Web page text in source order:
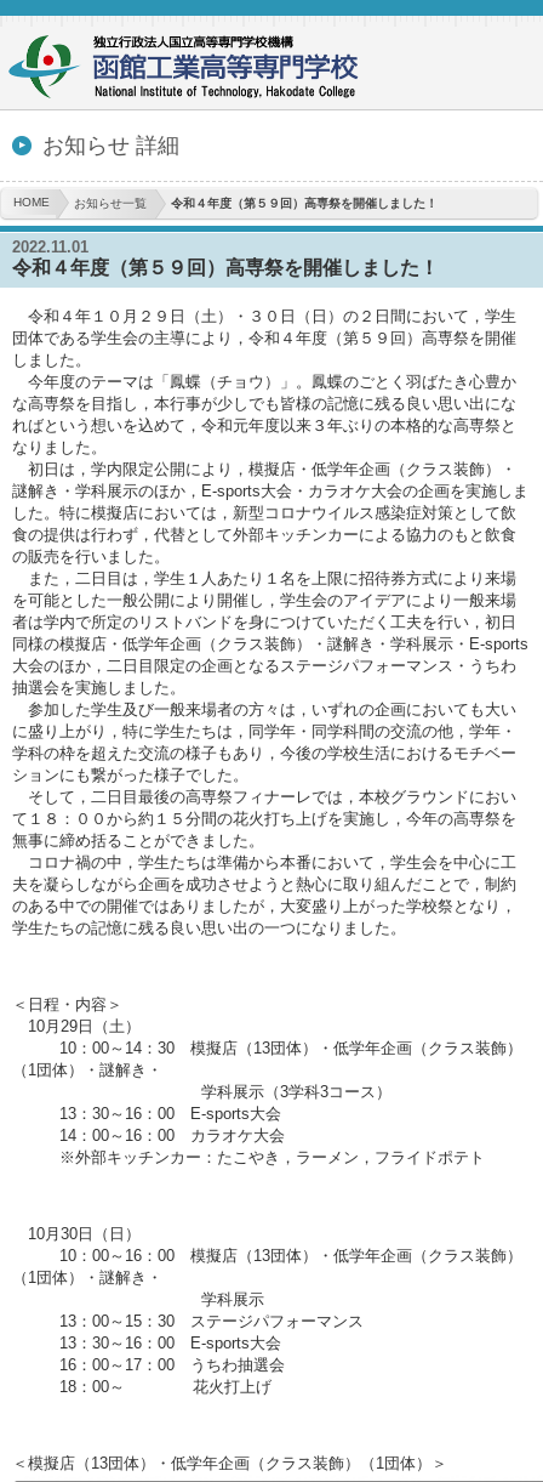
お知らせ 詳細
HOME お知らせ一覧 令和４年度（第５９回）高専祭を開催しました！
2022.11.01
令和４年度（第５９回）高専祭を開催しました！
令和４年１０月２９日（土）・３０日（日）の２日間において，学生
団体である学生会の主導により，令和４年度（第５９回）高専祭を開催
しました。
今年度のテーマは「鳳蝶（チョウ）」。鳳蝶のごとく羽ばたき心豊か
な高専祭を目指し，本行事が少しでも皆様の記憶に残る良い思い出にな
ればという想いを込めて，令和元年度以来３年ぶりの本格的な高専祭と
なりました。
初日は，学内限定公開により，模擬店・低学年企画（クラス装飾）・
謎解き・学科展示のほか，E-sports大会・カラオケ大会の企画を実施しま
した。特に模擬店においては，新型コロナウイルス感染症対策として飲
食の提供は行わず，代替として外部キッチンカーによる協力のもと飲食
の販売を行いました。
また，二日目は，学生１人あたり１名を上限に招待券方式により来場
を可能とした一般公開により開催し，学生会のアイデアにより一般来場
者は学内で所定のリストバンドを身につけていただく工夫を行い，初日
同様の模擬店・低学年企画（クラス装飾）・謎解き・学科展示・E-sports
大会のほか，二日目限定の企画となるステージパフォーマンス・うちわ
抽選会を実施しました。
参加した学生及び一般来場者の方々は，いずれの企画においても大い
に盛り上がり，特に学生たちは，同学年・同学科間の交流の他，学年・
学科の枠を超えた交流の様子もあり，今後の学校生活におけるモチベー
ションにも繋がった様子でした。
そして，二日目最後の高専祭フィナーレでは，本校グラウンドにおい
て１８：００から約１５分間の花火打ち上げを実施し，今年の高専祭を
無事に締め括ることができました。
コロナ禍の中，学生たちは準備から本番において，学生会を中心に工
夫を凝らしながら企画を成功させようと熱心に取り組んだことで，制約
のある中での開催ではありましたが，大変盛り上がった学校祭となり，
学生たちの記憶に残る良い思い出の一つになりました。
＜日程・内容＞
10月29日（土）
10：00～14：30 模擬店（13団体）・低学年企画（クラス装飾）
（1団体）・謎解き・
学科展示（3学科3コース）
13：30～16：00 E-sports大会
14：00～16：00 カラオケ大会
※外部キッチンカー：たこやき，ラーメン，フライドポテト
10月30日（日）
10：00～16：00 模擬店（13団体）・低学年企画（クラス装飾）
（1団体）・謎解き・
学科展示
13：00～15：30 ステージパフォーマンス
13：30～16：00 E-sports大会
16：00～17：00 うちわ抽選会
18：00～ 花火打上げ
＜模擬店（13団体）・低学年企画（クラス装飾）（1団体）＞